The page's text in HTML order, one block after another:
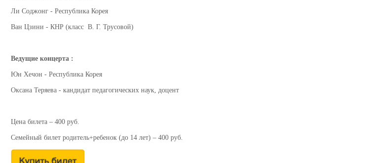
Ли Соджонг - Республика Корея
Ван Цзини - КНР (класс В. Г. Трусовой)
Ведущие концерта :
Юн Хечон - Республика Корея
Оксана Теряева - кандидат педагогических наук, доцент
Цена билета – 400 руб.
Семейный билет родитель+ребенок (до 14 лет) – 400 руб.